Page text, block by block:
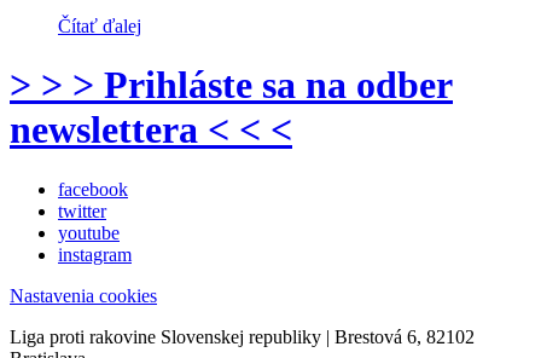
Čítať ďalej
> > > Prihláste sa na odber
newslettera < < <
facebook
twitter
youtube
instagram
Nastavenia cookies
Liga proti rakovine Slovenskej republiky | Brestová 6, 82102